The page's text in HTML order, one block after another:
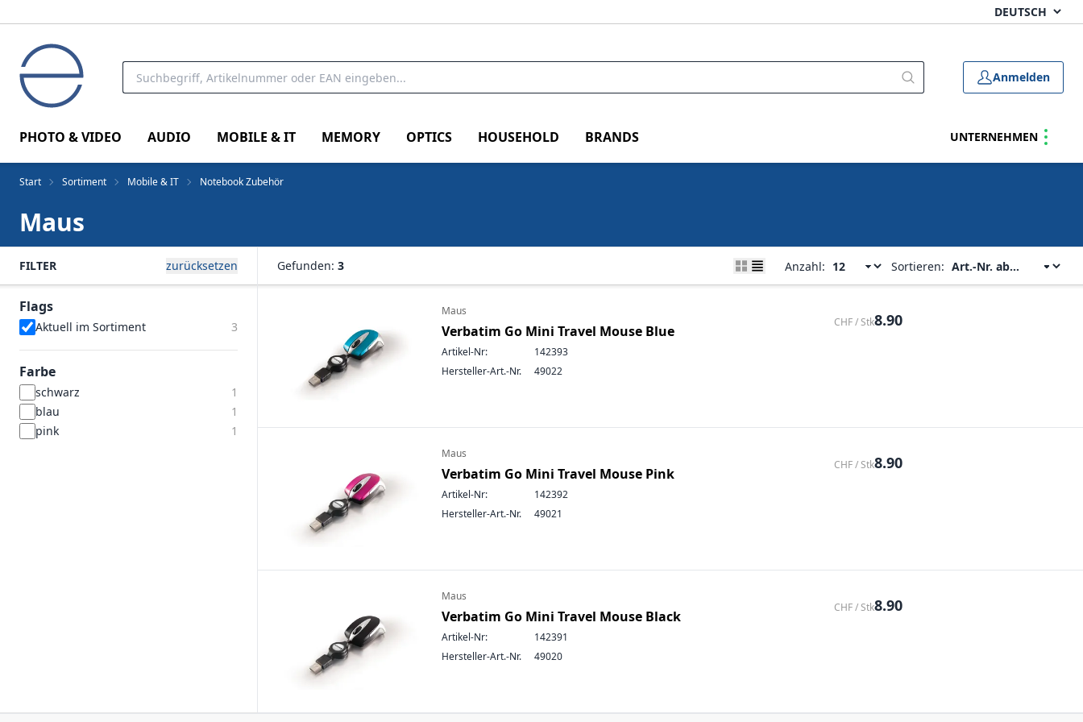
Anmelden
PHOTO & VIDEO AUDIO MOBILE & IT MEMORY OPTICS HOUSEHOLD BRANDS UNTERNEHMEN
Start Sortiment Mobile & IT Notebook Zubehör
Maus
FILTER zurücksetzen
Flags
Aktuell im Sortiment 3
Farbe
schwarz
1
blau
1
pink
1
Gefunden: 3 Anzahl: Sortieren:
Maus
Verbatim Go Mini Travel Mouse Blue
Artikel-Nr:
142393
Hersteller-Art.-Nr.
49022
CHF / Stk8.90
Maus
Verbatim Go Mini Travel Mouse Pink
Artikel-Nr:
142392
Hersteller-Art.-Nr.
49021
CHF / Stk8.90
Maus
Verbatim Go Mini Travel Mouse Black
Artikel-Nr:
142391
Hersteller-Art.-Nr.
49020
CHF / Stk8.90